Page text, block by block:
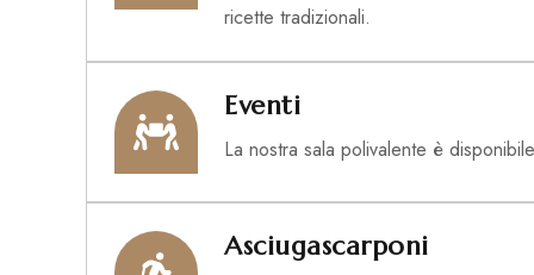
ricette tradizionali.
Eventi
La nostra sala polivalente è
Asciugascarponi